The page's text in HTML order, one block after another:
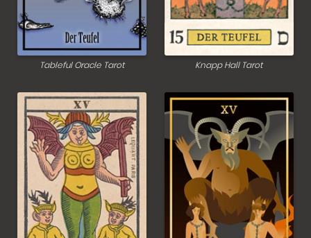
Tableful Oracle Tarot Knapp Hall Tarot